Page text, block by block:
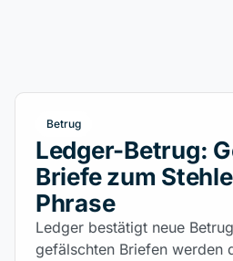
Betrug
Ledger-Betrug:
Briefe zum
Phrase
Ledger bestätigt neue
gefälschten Briefen werden